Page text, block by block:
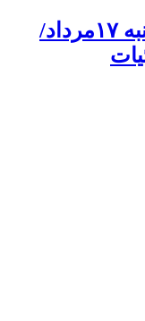
قیمت طلای ۱۸عیار امروز شنبه ۱۷مرداد/